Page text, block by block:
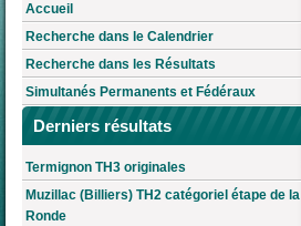
Accueil
Recherche dans le Calendrier
Recherche dans les Résultats
Simultanés Permanents et Fédéraux
Derniers résultats
Termignon TH3 originales
Muzillac (Billiers) TH2 catégoriel étape de la
Ronde